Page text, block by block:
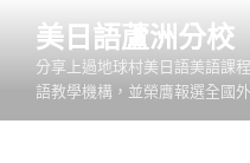
內
美日語蘆洲分校
分享上過地球村美日語美語課
語教學機構，並榮膺報選全國